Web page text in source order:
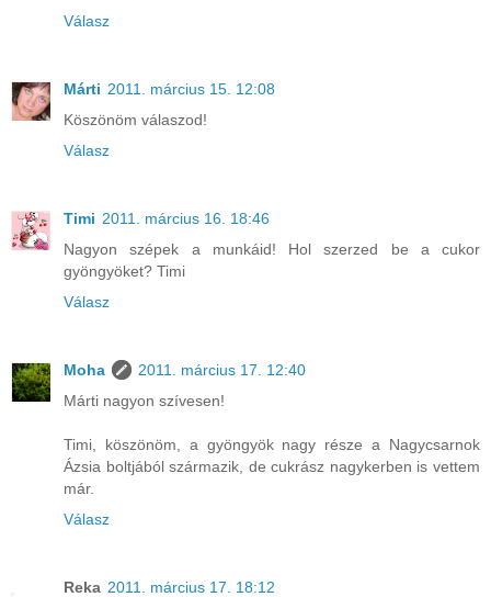
Válasz
Márti 2011. március 15. 12:08
Köszönöm válaszod!
Válasz
Timi 2011. március 16. 18:46
Nagyon szépek a munkáid! Hol szerzed be a cukor
gyöngyöket? Timi
Válasz
Moha
2011. március 17. 12:40
Márti nagyon szívesen!
Timi, köszönöm, a gyöngyök nagy része a Nagycsarnok
Ázsia boltjából származik, de cukrász nagykerben is vettem
már.
Válasz
Reka 2011. március 17. 18:12